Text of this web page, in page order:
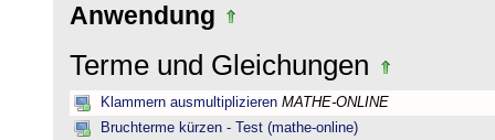
Anwendung
Terme und Gleichungen
Klammern ausmultiplizieren MATHE-ONLINE
Bruchterme kürzen - Test (mathe-online)